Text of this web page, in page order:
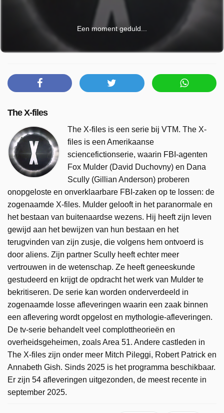
Een moment geduld...
The X-files
The X-files is een serie bij VTM. The X-
files is een Amerikaanse
sciencefictionserie, waarin FBI-agenten
Fox Mulder (David Duchovny) en Dana
Scully (Gillian Anderson) proberen
onopgeloste en onverklaarbare FBI-zaken op te lossen: de
zogenaamde X-files. Mulder gelooft in het paranormale en
het bestaan van buitenaardse wezens. Hij heeft zijn leven
gewijd aan het bewijzen van hun bestaan en het
terugvinden van zijn zusje, die volgens hem ontvoerd is
door aliens. Zijn partner Scully heeft echter meer
vertrouwen in de wetenschap. Ze heeft geneeskunde
gestudeerd en krijgt de opdracht het werk van Mulder te
bekritiseren. De serie kan worden onderverdeeld in
zogenaamde losse afleveringen waarin een zaak binnen
een aflevering wordt opgelost en mythologie-afleveringen.
De tv-serie behandelt veel complottheorieën en
overheidsgeheimen, zoals Area 51. Andere castleden in
The X-files zijn onder meer Mitch Pileggi, Robert Patrick en
Annabeth Gish. Sinds 2025 is het programma beschikbaar.
Er zijn 54 afleveringen uitgezonden, de meest recente in
september 2025.